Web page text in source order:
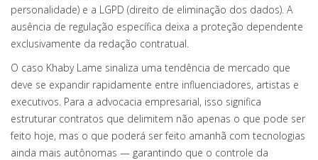
personalidade) e a LGPD (direito de eliminação dos dados). A
ausência de regulação específica deixa a proteção dependente
exclusivamente da redação contratual.
O caso Khaby Lame sinaliza uma tendência de mercado que
deve se expandir rapidamente entre influenciadores, artistas e
executivos. Para a advocacia empresarial, isso significa
estruturar contratos que delimitem não apenas o que pode ser
feito hoje, mas o que poderá ser feito amanhã com tecnologias
ainda mais autônomas — garantindo que o controle da